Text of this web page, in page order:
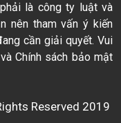
là công ty luật và
nên tham vấn ý kiến
cần giải quyết. Vui
Chính sách bảo mật
Reserved 2019